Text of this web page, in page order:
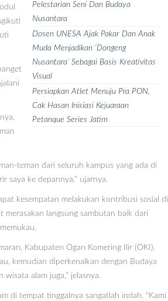
Pelestarian Seni Dan Budaya
Nusantara
Dosen UNESA Ajak Pakar Dan Anak
Muda Menjadikan ‘Dongeng
Nusantara’ Sebagai Basis Kreativitas
Visual
Persiapkan Atlet Menuju Pra PON,
Cak Hasan Inisiasi Kejuaraan
Petanque Series Jatim
teman dari seluruh kampus yang ada di
saya ke depannya,” ujarnya.
kesempatan melakukan kontribusi sosial di
merasakan langsung sambutan baik dari
Kabupaten Ogan Komering Ilir (OKI).
kemudian diperkenalkan dengan Budaya
wisata alam juga,” jelasnya.
di tempat tinggalnya sangatlah indah. “Kami